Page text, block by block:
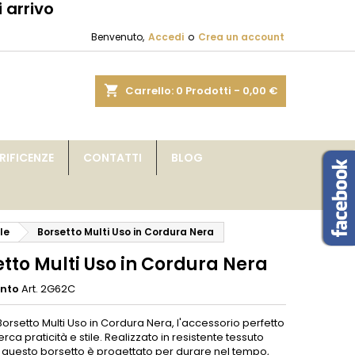
arrivo
Benvenuto, Accedi o Crea un account
shopping_cart Carrello: 0 Prodotti - 0,00 €
CONTATTI BLOG
Borsetto Multi Uso in Cordura Nera
Multi Uso in Cordura Nera
Art. 2G62C
Multi Uso in Cordura Nera, l'accessorio perfetto
praticità e stile. Realizzato in resistente tessuto
borsetto è progettato per durare nel tempo,